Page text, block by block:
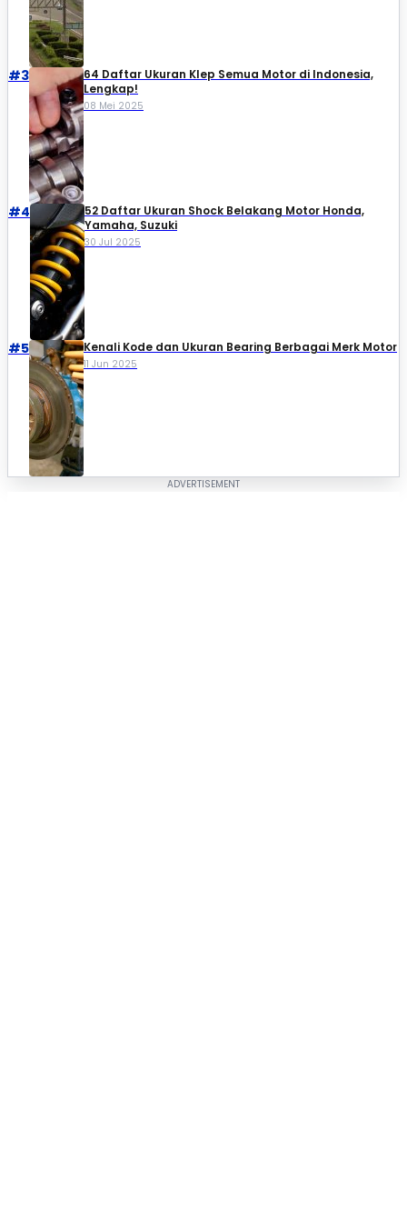
#3
64 Daftar Ukuran Klep Semua Motor di Indonesia,
Lengkap!
08 Mei 2025
#4
52 Daftar Ukuran Shock Belakang Motor Honda,
Yamaha, Suzuki​
30 Jul 2025
#5 Kenali Kode dan Ukuran Bearing Berbagai Merk Motor
11 Jun 2025